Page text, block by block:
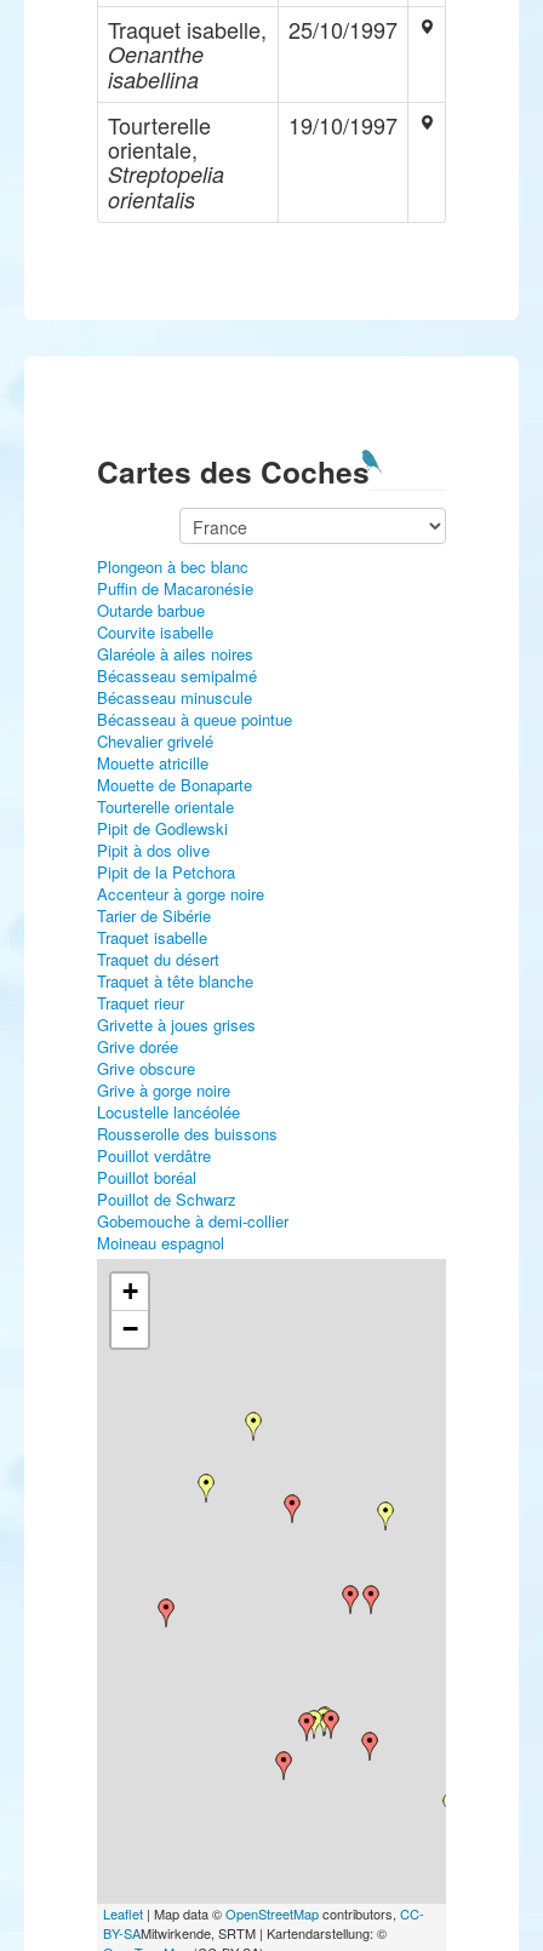
Traquet isabelle,
Oenanthe
isabellina
25/10/1997
Tourterelle
orientale,
Streptopelia
orientalis
19/10/1997
Cartes des Coches
Plongeon à bec blanc
Puffin de Macaronésie
Outarde barbue
Courvite isabelle
Glaréole à ailes noires
Bécasseau semipalmé
Bécasseau minuscule
Bécasseau à queue pointue
Chevalier grivelé
Mouette atricille
Mouette de Bonaparte
Tourterelle orientale
Pipit de Godlewski
Pipit à dos olive
Pipit de la Petchora
Accenteur à gorge noire
Tarier de Sibérie
Traquet isabelle
Traquet du désert
Traquet à tête blanche
Traquet rieur
Grivette à joues grises
Grive dorée
Grive obscure
Grive à gorge noire
Locustelle lancéolée
Rousserolle des buissons
Pouillot verdâtre
Pouillot boréal
Pouillot de Schwarz
Gobemouche à demi-collier
Moineau espagnol
Viréo à œil rouge
Bec-croisé perroquet
Paruline noir et blanc
Paruline à collier
Bruant à calotte blanche
+
−
Leaflet | Map data ©OpenStreetMapcontributors, CC-
BY-SAMitwirkende, SRTM | Kartendarstellung: ©